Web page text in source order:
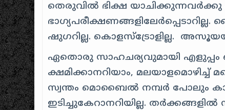
തെരുവില്‍ ഭിക്ഷ യാചിക്കുന്നവര്‍ക്കു
ഭാഗ്യപരീക്ഷണങ്ങളിലേര്‍പ്പെടാറില്ല.
ഷുഗറില്ല. കൊളസ്‍ട്രോളില്ല.
ഏതൊരു സാഹചര്യവുമായി എളുപ്പം
ക്ഷമിക്കാനറിയാം,
സ്വന്തം മൊബൈല്‍ നമ്പര്‍ പോലും
ഇടിച്ചുകേറാനറിയില്ല.